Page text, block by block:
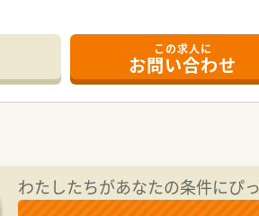
この求人に
お問い合わせ
わたしたちがあなたの条件にぴ